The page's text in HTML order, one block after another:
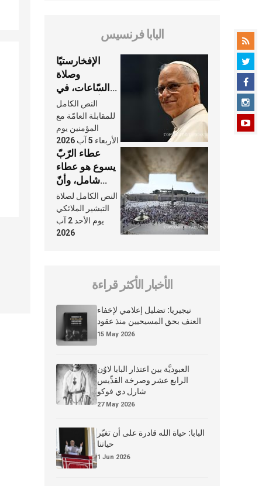
البابا فرنسيس
الإفخارستيّا
وصلاة
السّاعات، في
كلّ أسبوع وكلّ
يوم، هما النَّفَس
في حياة
الكنيسة
النص الكامل
للمقابلة العامّة مع
المؤمنين يوم
الأربعاء 5 آب 2026
عطاء الرّبّ
يسوع هو عطاء
شامل، وأنّ
عنايته بنا لا
تغيب عنّا أبدًا
النص الكامل لصلاة
التبشير الملائكي
يوم الأحد 2 آب
2026
الأخبار الأكثر قراءة
نيجيريا: تضليل إعلامي لإخفاء
العنف بحق المسيحيين منذ عقود
15 May 2026
العبوديَّة بين اعتذار البابا لاوُن
الرابع عشر وصرخة القدِّيس
شارل دي فوكو
27 May 2026
البابا: حياة الله قادرة على أن تغيّر
حياتنا
1 Jun 2026